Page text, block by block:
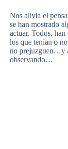
Nos alivia el
se han mostrado
actuar. Todos, han
los que tenían o
no prejuzguen…y
observando…